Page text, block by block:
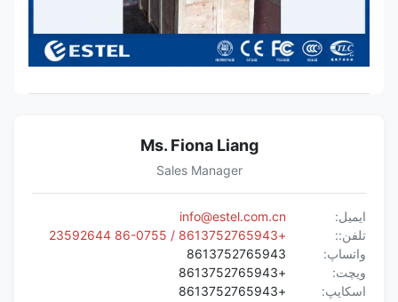
Ms. Fiona Liang
Sales Manager
ایمیل:
info@estel.com.cn
تلفن::
+8613752765943 / 86-0755 23592644
واتساپ:
8613752765943
ویچت:
+8613752765943
اسکایپ:
+8613752765943